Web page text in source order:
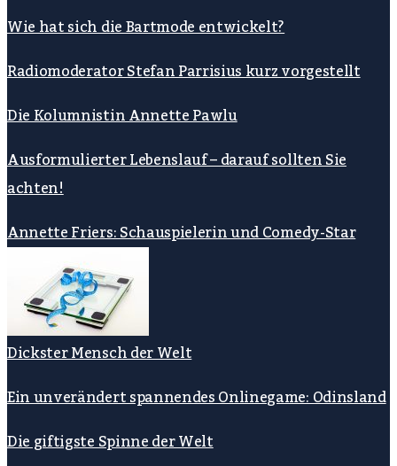
Wie hat sich die Bartmode entwickelt?
Radiomoderator Stefan Parrisius kurz vorgestellt
Die Kolumnistin Annette Pawlu
Ausformulierter Lebenslauf – darauf sollten Sie
achten!
Annette Friers: Schauspielerin und Comedy-Star
Dickster Mensch der Welt
Ein unverändert spannendes Onlinegame: Odinsland
Die giftigste Spinne der Welt